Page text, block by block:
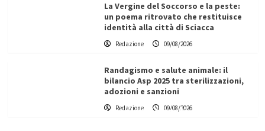
La Vergine del Soccorso e la peste:
un poema ritrovato che restituisce
identità alla città di Sciacca
Redazione 09/08/2026
Randagismo e salute animale: il
bilancio Asp 2025 tra sterilizzazioni,
adozioni e sanzioni
Redazione 09/08/2026
L’ingegnere saccense Buscarnera partner chiave
di un progetto transnazionale per la transizione